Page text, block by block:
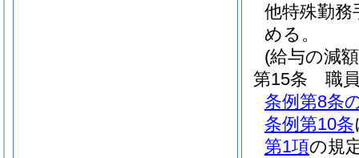
他特殊勤
める。
(給与の減
第15条
職
条例第8条
条例第10条
第1項の規